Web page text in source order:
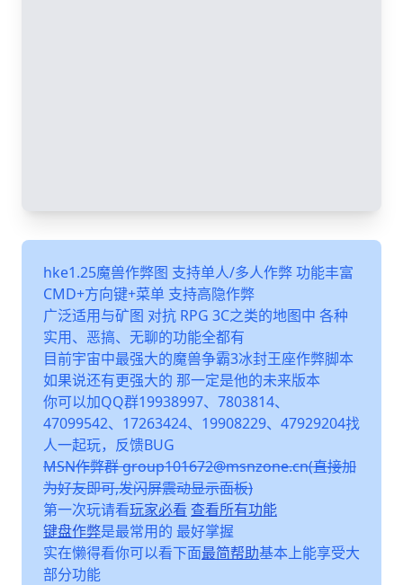
hke1.25魔兽作弊图 支持单人/多人作弊 功能丰富
CMD+方向键+菜单 支持高隐作弊
广泛适用与矿图 对抗 RPG 3C之类的地图中 各种
实用、恶搞、无聊的功能全都有
目前宇宙中最强大的魔兽争霸3冰封王座作弊脚本
如果说还有更强大的 那一定是他的未来版本
你可以加QQ群19938997、7803814、
47099542、17263424、19908229、47929204找
人一起玩，反馈BUG
MSN作弊群 group101672@msnzone.cn(直接加
为好友即可,发闪屏震动显示面板)
第一次玩请看玩家必看 查看所有功能
键盘作弊是最常用的 最好掌握
实在懒得看你可以看下面最简帮助基本上能享受大
部分功能